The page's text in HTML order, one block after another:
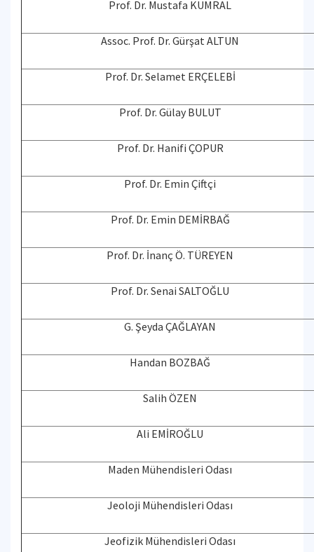
Prof. Dr. Mustafa KUMRAL
Assoc. Prof. Dr. Gürşat ALTUN
Prof. Dr. Selamet ERÇELEBİ
Prof. Dr. Gülay BULUT
Prof. Dr. Hanifi ÇOPUR
Prof. Dr. Emin Çiftçi
Prof. Dr. Emin DEMİRBAĞ
Prof. Dr. İnanç Ö. TÜREYEN
Prof. Dr. Senai SALTOĞLU
G. Şeyda ÇAĞLAYAN
Handan BOZBAĞ
Salih ÖZEN
Ali EMİROĞLU
Maden Mühendisleri Odası
Jeoloji Mühendisleri Odası
Jeofizik Mühendisleri Odası